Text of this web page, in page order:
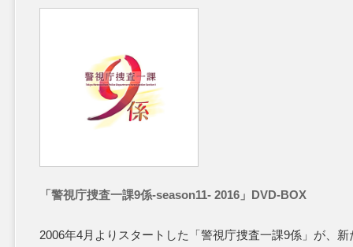
「警視庁捜査一課9係-season11- 2016」DVD-BOX
2006年4月よりスタートした「警視庁捜査一課9係」が、